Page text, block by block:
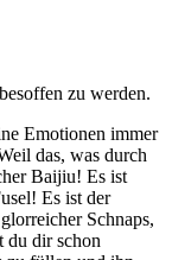
zu werden.
Emotionen immer
das, was durch
Baijiu! Es ist
Es ist der
Schnaps,
du dir schon